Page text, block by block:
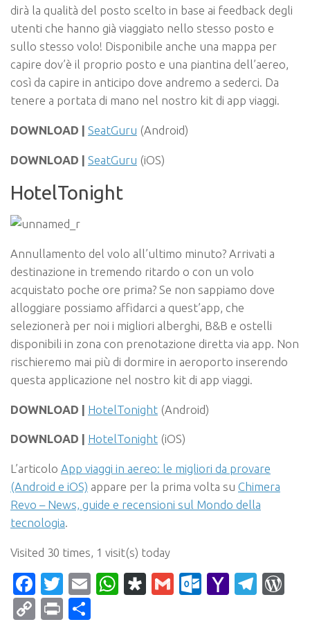
dirà la qualità del posto scelto in base ai feedback degli
utenti che hanno già viaggiato nello stesso posto e
sullo stesso volo! Disponibile anche una mappa per
capire dov’è il proprio posto e una piantina dell’aereo,
così da capire in anticipo dove andremo a sederci. Da
tenere a portata di mano nel nostro kit di app viaggi.
DOWNLOAD | SeatGuru (Android)
DOWNLOAD | SeatGuru (iOS)
HotelTonight
Annullamento del volo all’ultimo minuto? Arrivati a
destinazione in tremendo ritardo o con un volo
acquistato poche ore prima? Se non sappiamo dove
alloggiare possiamo affidarci a quest’app, che
selezionerà per noi i migliori alberghi, B&B e ostelli
disponibili in zona con prenotazione diretta via app. Non
rischieremo mai più di dormire in aeroporto inserendo
questa applicazione nel nostro kit di app viaggi.
DOWNLOAD | HotelTonight (Android)
DOWNLOAD | HotelTonight (iOS)
L’articolo App viaggi in aereo: le migliori da provare
(Android e iOS) appare per la prima volta su Chimera
Revo – News, guide e recensioni sul Mondo della
tecnologia.
Visited 30 times, 1 visit(s) today
Facebook
Twitter
EmailWhatsApp
Diaspora
Gmail Yahoo
CopyPrint